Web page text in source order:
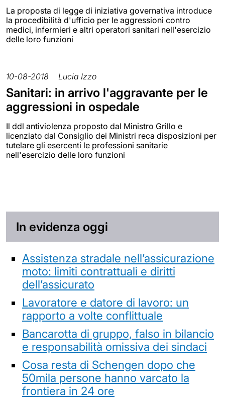
La proposta di legge di iniziativa governativa introduce
la procedibilità d'ufficio per le aggressioni contro
medici, infermieri e altri operatori sanitari nell'esercizio
delle loro funzioni
10-08-2018 Lucia Izzo
Sanitari: in arrivo l'aggravante per le
aggressioni in ospedale
Il ddl antiviolenza proposto dal Ministro Grillo e
licenziato dal Consiglio dei Ministri reca disposizioni per
tutelare gli esercenti le professioni sanitarie
nell'esercizio delle loro funzioni
In evidenza oggi
Assistenza stradale nell’assicurazione
moto: limiti contrattuali e diritti
dell’assicurato
Lavoratore e datore di lavoro: un
rapporto a volte conflittuale
Bancarotta di gruppo, falso in bilancio
e responsabilità omissiva dei sindaci
Cosa resta di Schengen dopo che
50mila persone hanno varcato la
frontiera in 24 ore